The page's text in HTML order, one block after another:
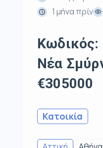
1 μήνα πρίν
Κωδικός:
Νέα
€305000
Κατοικία